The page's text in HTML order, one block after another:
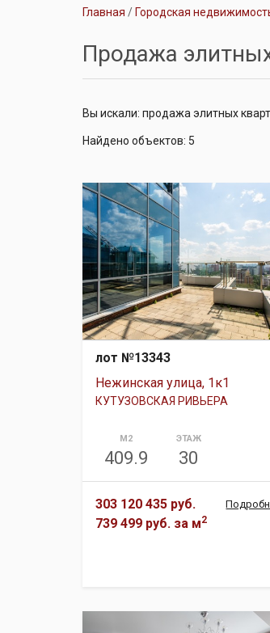
Главная Городская
Продажа
Вы искали: продажа элитных
Найдено объектов: 5
лот №13343
Нежинская улица, 1к1
КУТУЗОВСКАЯ РИВЬЕРА
М2
409.9
ЭТАЖ
30
303 120 435 руб.
739 499 руб. за м2